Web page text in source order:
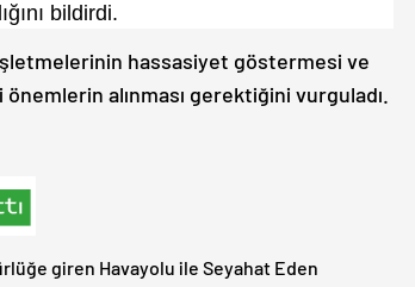
bildirdi.
hassasiyet göstermesi ve
alınması gerektiğini vurguladı.
giren Havayolu ile Seyahat Eden